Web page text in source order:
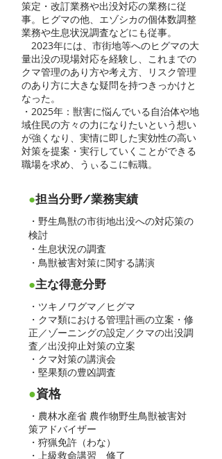
策定・改訂業務や出没対応の業務に従
事。ヒグマの他、エゾシカの個体数調整
業務や生息状況調査などにも従事。
2023年には、市街地等へのヒグマの大
量出没の現場対応を経験し、これまでの
クマ管理のあり方や考え方、リスク管理
のあり方に大きな疑問を持つきっかけと
なった。
・2025年：獣害に悩んでいる自治体や地
域住民の方々の力になりたいという想い
が強くなり、実情に即した実効性の高い
対策を提案・実行していくことができる
職場を求め、うぃるこに転職。
●担当分野/業務実績
・野生鳥獣の市街地出没への対応策の
検討
・生息状況の調査
・鳥獣被害対策に関する講演
●主な得意分野
・ツキノワグマ／ヒグマ
・クマ類における管理計画の立案・修
正／ゾーニングの設定／クマの出没調
査／出没抑止対策の立案
・クマ対策の講演会
・堅果類の豊凶調査
●資格
・農林水産省 農作物野生鳥獣被害対
策アドバイザー
・狩猟免許（わな）
・上級救命講習 修了